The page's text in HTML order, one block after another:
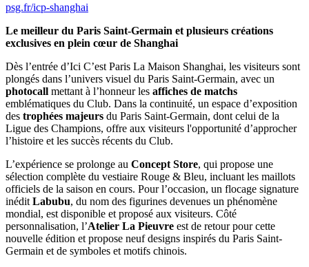
psg.fr/icp-shanghai
Le meilleur du Paris Saint-Germain et plusieurs créations
exclusives en plein cœur de Shanghai
Dès l’entrée d’Ici C’est Paris La Maison Shanghai, les visiteurs sont
plongés dans l’univers visuel du Paris Saint-Germain, avec un
photocall mettant à l’honneur les affiches de matchs
emblématiques du Club. Dans la continuité, un espace d’exposition
des trophées majeurs du Paris Saint-Germain, dont celui de la
Ligue des Champions, offre aux visiteurs l'opportunité d’approcher
l’histoire et les succès récents du Club.
L’expérience se prolonge au Concept Store, qui propose une
sélection complète du vestiaire Rouge & Bleu, incluant les maillots
officiels de la saison en cours. Pour l’occasion, un flocage signature
inédit Labubu, du nom des figurines devenues un phénomène
mondial, est disponible et proposé aux visiteurs. Côté
personnalisation, l’Atelier La Pieuvre est de retour pour cette
nouvelle édition et propose neuf designs inspirés du Paris Saint-
Germain et de symboles et motifs chinois.